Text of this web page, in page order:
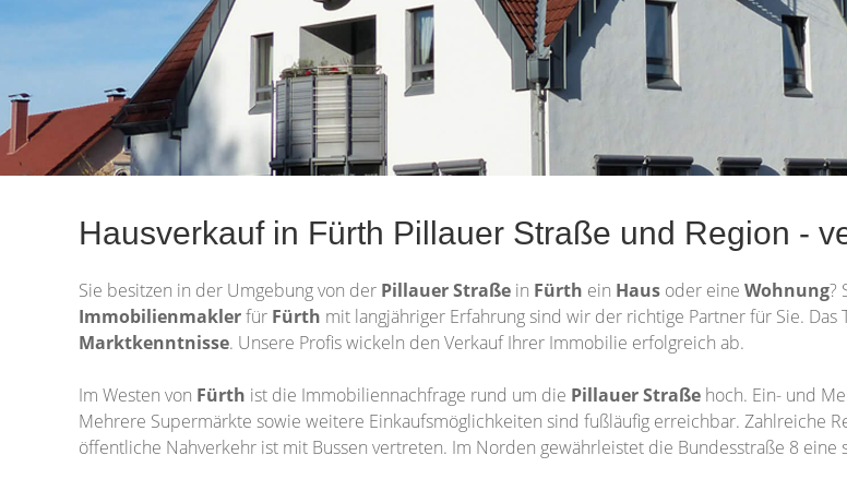
Hausverkauf in Fürth Pillauer Straße und Region -
Sie besitzen in der Umgebung von der Pillauer Straße in Fürth ein Haus oder eine Wohnung?
Immobilienmaklerfür Fürth mit langjähriger Erfahrung sind wir der richtige Partner für Sie.
Marktkenntnisse. Unsere Profis wickeln den Verkauf Ihrer Immobilie erfolgreich ab.
Im Westen von Fürth ist die Immobiliennachfrage rund um die Pillauer Straße hoch. Ein- und
Mehrere Supermärkte sowie weitere Einkaufsmöglichkeiten sind fußläufig erreichbar. Zahlreiche
öffentliche Nahverkehr ist mit Bussen vertreten. Im Norden gewährleistet die Bundesstraße 8 eine